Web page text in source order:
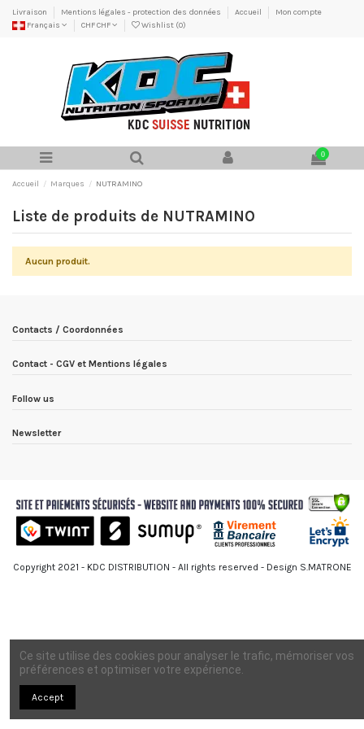
Livraison Mentions légales - protection des données Accueil
Mon compte
Français
CHF CHF Wishlist (0)
0
Accueil Marques NUTRAMINO
Liste de produits de NUTRAMINO
Aucun produit.
Contacts / Coordonnées
Contact - CGV et Mentions légales
Follow us
Newsletter
Copyright 2021 - KDC DISTRIBUTION - All rights reserved - Design S.MATRONE
Ce site utilise des cookies pour analyser le trafic, mémoriser vos
préférences et optimiser votre expérience.
Accept